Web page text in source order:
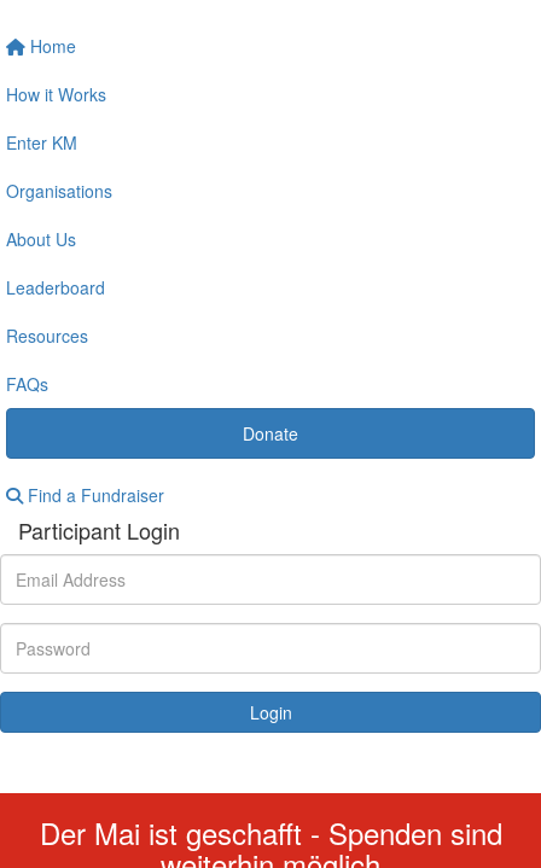
Home
How it Works
Enter KM
Organisations
About Us
Leaderboard
Resources
FAQs
Donate
Find a Fundraiser
Participant Login
Login
Der Mai ist geschafft - Spenden sind